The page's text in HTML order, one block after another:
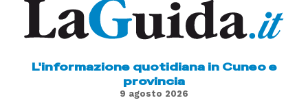
L'informazione quotidiana in Cuneo e
provincia
9 agosto 2026